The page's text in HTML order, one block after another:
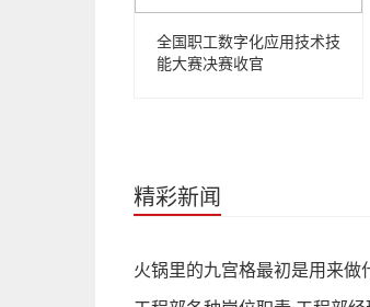
全国职工数字化应用技术技
能大赛决赛收官
精彩新闻
火锅里的九宫格最初是用来